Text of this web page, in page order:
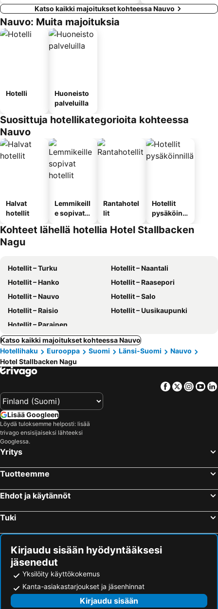
Katso kaikki majoitukset kohteessa Nauvo
Nauvo: Muita majoituksia
Hotelli
Huoneisto
palveluilla
Suosittuja hotellikategorioita kohteessa
Nauvo
Halvat
hotellit
Lemmikeill
e sopivat
Rantahotel
lit
Hotellit
pysäköinni
Kohteet lähellä hotellia Hotel Stallbacken
Nagu
Hotellit – Turku
Hotellit – Naantali
Hotellit – Hanko
Hotellit – Raasepori
Hotellit – Nauvo
Hotellit – Salo
Hotellit – Raisio
Hotellit – Uusikaupunki
Hotellit – Parainen
Katso kaikki majoitukset kohteessa Nauvo
Hotellihaku
Eurooppa Suomi Länsi-Suomi
Nauvo
Hotel Stallbacken Nagu
Facebook
Twitter
Lisää Googleen
Löydä tuloksemme helposti: lisää
trivago ensisijaiseksi lähteeksi
Googlessa.
Yritys
Tuotteemme
Ehdot ja käytännöt
Tuki
Kirjaudu sisään hyödyntääksesi
jäsenedut
Yksilöity käyttökokemus
Kanta-asiakastarjoukset ja jäsenhinnat
Kirjaudu sisään